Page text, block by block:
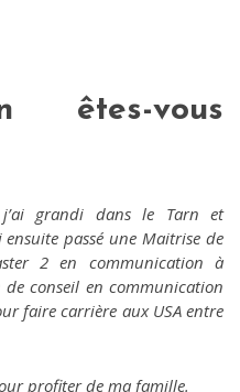
êtes-vous
j’ai grandi dans le Tarn et
passé une Maitrise de
2 en communication à
de conseil en communication
faire carrière aux USA entre
profiter de ma famille.